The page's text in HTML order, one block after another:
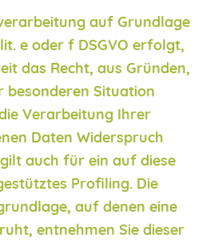
auf Grundlage
e oder f DSGVO erfolgt,
das Recht, aus Gründen,
besonderen Situation
Verarbeitung Ihrer
Daten Widerspruch
auch für ein auf diese
Profiling. Die
auf denen eine
entnehmen Sie dieser